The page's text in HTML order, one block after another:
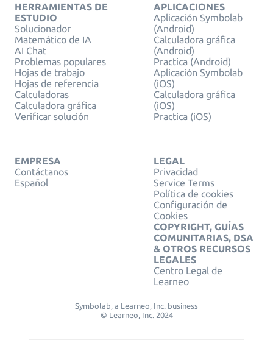
HERRAMIENTAS DE
ESTUDIO
Solucionador
Matemático de IA
AI Chat
Problemas populares
Hojas de trabajo
Hojas de referencia
Calculadoras
Calculadora gráfica
Verificar solución
APLICACIONES
Aplicación Symbolab
(Android)
Calculadora gráfica
(Android)
Practica (Android)
Aplicación Symbolab
(iOS)
Calculadora gráfica
(iOS)
Practica (iOS)
EMPRESA
Contáctanos
Español
LEGAL
Privacidad
Service Terms
Política de cookies
Configuración de
Cookies
COPYRIGHT, GUÍAS
COMUNITARIAS, DSA
& OTROS RECURSOS
LEGALES
Centro Legal de
Learneo
Symbolab, a Learneo, Inc. business
© Learneo, Inc. 2024